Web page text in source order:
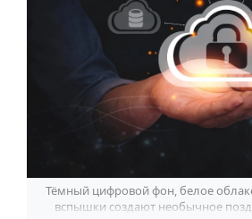
Тёмный цифровой фон, белое
вспышки создают необычное